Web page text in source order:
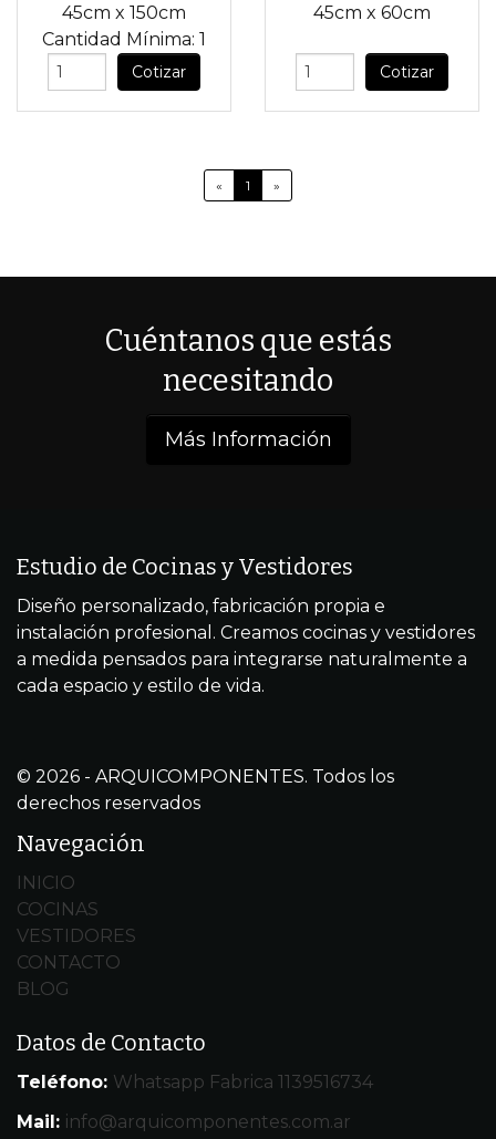
45cm x 150cm
Cantidad Mínima: 1
Cotizar
45cm x 60cm
Cotizar
« 1 »
Cuéntanos que estás
necesitando
Más Información
Estudio de Cocinas y Vestidores
Diseño personalizado, fabricación propia e
instalación profesional. Creamos cocinas y vestidores
a medida pensados para integrarse naturalmente a
cada espacio y estilo de vida.
© 2026 - ARQUICOMPONENTES. Todos los
derechos reservados
Navegación
INICIO
COCINAS
VESTIDORES
CONTACTO
BLOG
Datos de Contacto
Teléfono: Whatsapp Fabrica 1139516734
Mail: info@arquicomponentes.com.ar